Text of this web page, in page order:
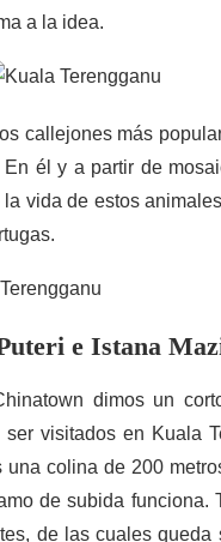
a la idea.
callejones más
En él y a partir de
la vida de estos
e Istana
dimos un
ser visitados en Kuala
una colina de 200
de subida funciona.
de las cuales